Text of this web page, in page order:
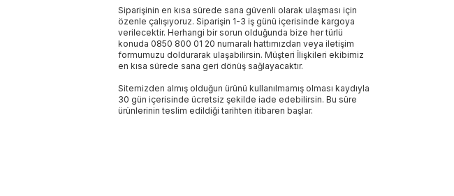
Siparişinin en kısa sürede sana güvenli olarak ulaşması için
özenle çalışıyoruz. Siparişin 1-3 iş günü içerisinde kargoya
verilecektir. Herhangi bir sorun olduğunda bize her türlü
konuda 0850 800 01 20 numaralı hattımızdan veya iletişim
formumuzu doldurarak ulaşabilirsin. Müşteri İlişkileri ekibimiz
en kısa sürede sana geri dönüş sağlayacaktır.
Sitemizden almış olduğun ürünü kullanılmamış olması kaydıyla
30 gün içerisinde ücretsiz şekilde iade edebilirsin. Bu süre
ürünlerinin teslim edildiği tarihten itibaren başlar.